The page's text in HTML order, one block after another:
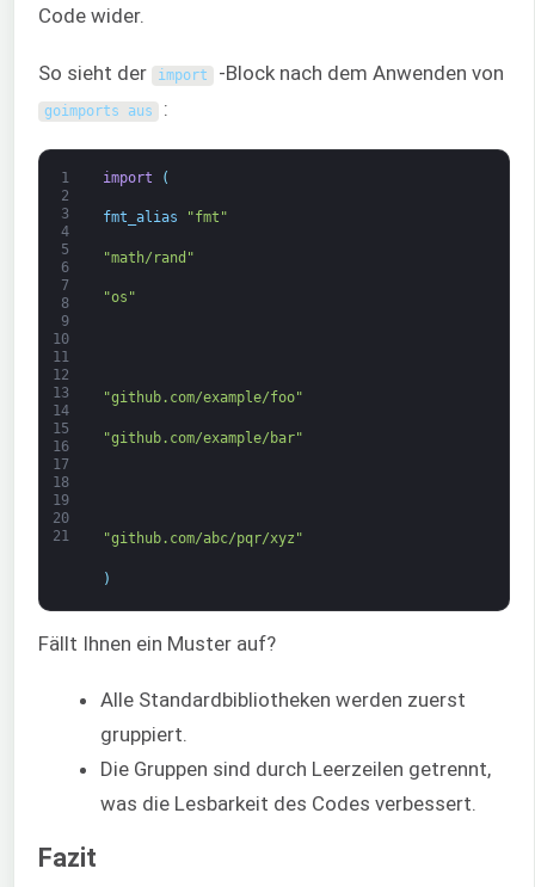
Code wider.
So sieht der import -Block nach dem Anwenden von
goimports aus :
1
2
3
4
5
6
7
8
9
10
11
12
13
14
15
16
17
18
19
20
21
import (
fmt_alias "fmt"
"math/rand"
"os"
"github.com/example/foo"
"github.com/example/bar"
"github.com/abc/pqr/xyz"
)
Fällt Ihnen ein Muster auf?
Alle Standardbibliotheken werden zuerst
gruppiert.
Die Gruppen sind durch Leerzeilen getrennt,
was die Lesbarkeit des Codes verbessert.
Fazit